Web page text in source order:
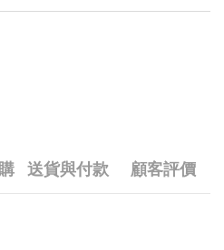
送貨與付款 顧客評價